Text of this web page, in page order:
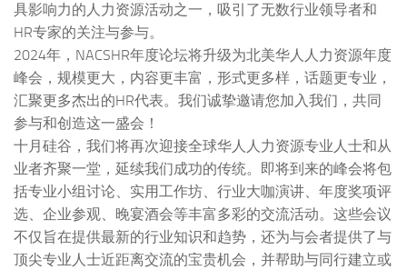
具影响力的人力资源活动之一，吸引了无数行业领导者和
HR专家的关注与参与。
2024年，NACSHR年度论坛将升级为北美华人人力资源年度
峰会，规模更大，内容更丰富，形式更多样，话题更专业，
汇聚更多杰出的HR代表。我们诚挚邀请您加入我们，共同
参与和创造这一盛会！
十月硅谷，我们将再次迎接全球华人人力资源专业人士和从
业者齐聚一堂，延续我们成功的传统。即将到来的峰会将包
括专业小组讨论、实用工作坊、行业大咖演讲、年度奖项评
选、企业参观、晚宴酒会等丰富多彩的交流活动。这些会议
不仅旨在提供最新的行业知识和趋势，还为与会者提供了与
顶尖专业人士近距离交流的宝贵机会，并帮助与同行建立或